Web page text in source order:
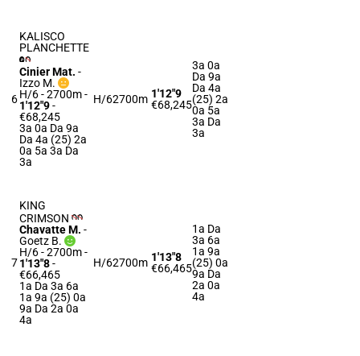
6
KALISCO
PLANCHETTE
Cinier Mat. -
Izzo M.
H/6 - 2700m-
1'12"9-
€68,245
3a 0a Da 9a
Da 4a (25) 2a
0a 5a 3a Da
3a
H/62700m 1'12"9
€68,245
3a 0a
Da 9a
Da 4a
(25) 2a
0a 5a
3a Da
3a
7
KING
CRIMSON
Chavatte M. -
Goetz B.
H/6 - 2700m-
1'13"8-
€66,465
1a Da 3a 6a
1a 9a (25) 0a
9a Da 2a 0a
4a
H/62700m 1'13"8
€66,465
1a Da
3a 6a
1a 9a
(25) 0a
9a Da
2a 0a
4a